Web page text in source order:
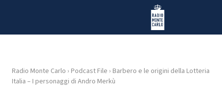
Radio Monte Carlo
HOME
Radio Monte Carlo › Podcast File › Barbero e le origini della Lotteria
Italia – I personaggi di Andro Merkù